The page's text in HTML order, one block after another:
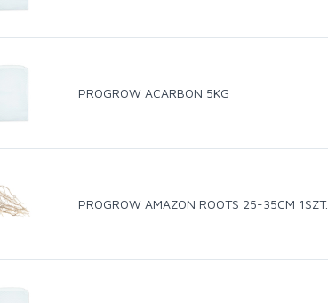
PROGROW ACARBON 5KG
PROGROW AMAZON ROOTS 25-35CM 1SZT.